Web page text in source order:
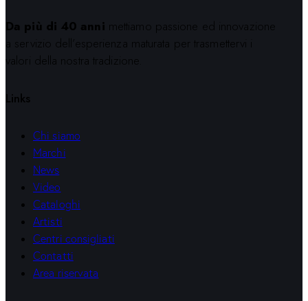
Da più di 40 anni mettiamo passione ed innovazione
a servizio dell’esperienza maturata per trasmettervi i
valori della nostra tradizione.
Links
Chi siamo
Marchi
News
Video
Cataloghi
Artisti
Centri consigliati
Contatti
Area riservata